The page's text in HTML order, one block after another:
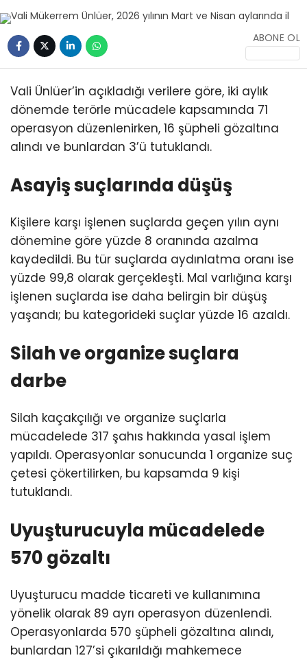
İhbar Hattı
Facebook
Youtube
ABONE OL
Vali Ünlüer’in açıkladığı verilere göre, iki aylık
dönemde terörle mücadele kapsamında 71
operasyon düzenlenirken, 16 şüpheli gözaltına
alındı ve bunlardan 3’ü tutuklandı.
Asayiş suçlarında düşüş
Kişilere karşı işlenen suçlarda geçen yılın aynı
dönemine göre yüzde 8 oranında azalma
kaydedildi. Bu tür suçlarda aydınlatma oranı ise
yüzde 99,8 olarak gerçekleşti. Mal varlığına karşı
işlenen suçlarda ise daha belirgin bir düşüş
yaşandı; bu kategorideki suçlar yüzde 16 azaldı.
Silah ve organize suçlara
darbe
Silah kaçakçılığı ve organize suçlarla
mücadelede 317 şahıs hakkında yasal işlem
yapıldı. Operasyonlar sonucunda 1 organize suç
çetesi çökertilirken, bu kapsamda 9 kişi
tutuklandı.
Uyuşturucuyla mücadelede
570 gözaltı
Uyuşturucu madde ticareti ve kullanımına
yönelik olarak 89 ayrı operasyon düzenlendi.
Operasyonlarda 570 şüpheli gözaltına alındı,
bunlardan 127’si çıkarıldığı mahkemece